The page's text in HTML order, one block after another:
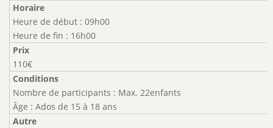
Horaire
Heure de début : 09h00
Heure de fin : 16h00
Prix
110€
Conditions
Nombre de participants : Max. 22enfants
Âge : Ados de 15 à 18 ans
Autre